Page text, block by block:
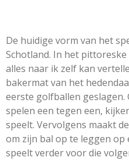
De huidige vorm van het
Schotland. In het
alles naar ik zelf kan
bakermat van het
eerste golfballen geslagen.
spelen een tegen een,
speelt. Vervolgens maakt
om zijn bal op te leggen op
speelt verder voor die